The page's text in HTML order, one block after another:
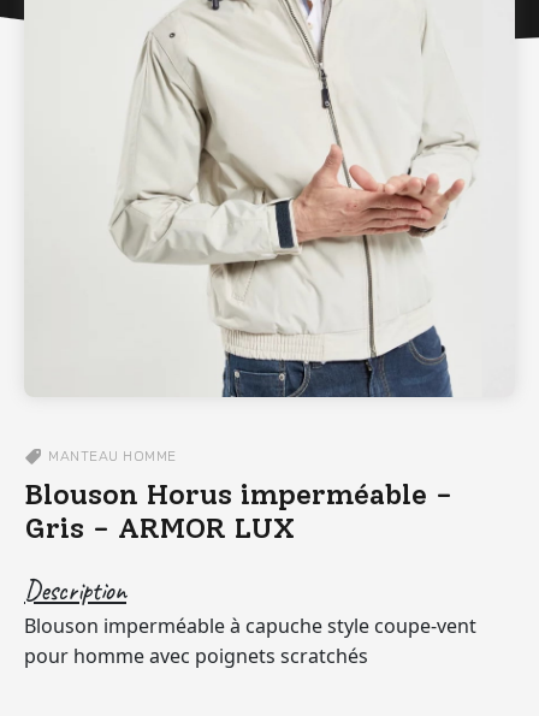
MANTEAU HOMME
Blouson Horus imperméable -
Gris - ARMOR LUX
Description
Blouson imperméable à capuche style coupe-vent
pour homme avec poignets scratchés